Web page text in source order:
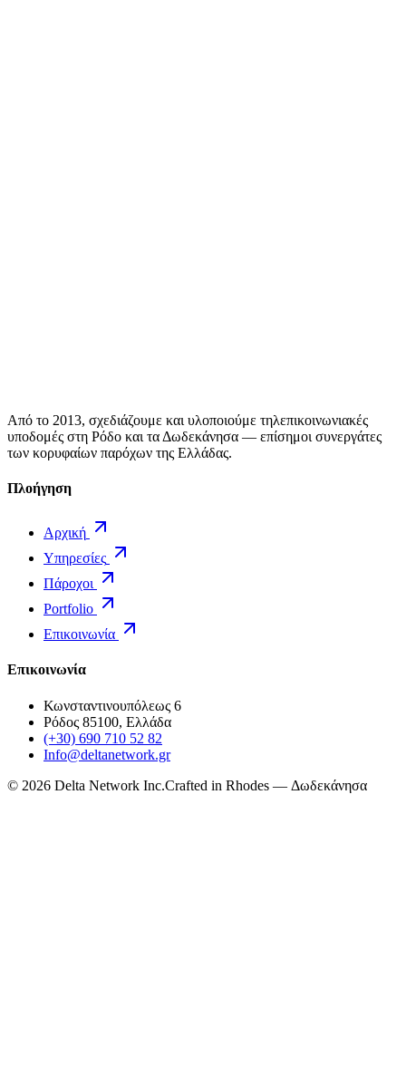
Από το 2013, σχεδιάζουμε και υλοποιούμε τηλεπικοινωνιακές
υποδομές στη Ρόδο και τα Δωδεκάνησα — επίσημοι συνεργάτες
των κορυφαίων παρόχων της Ελλάδας.
Πλοήγηση
Αρχική
Υπηρεσίες
Πάροχοι
Portfolio
Επικοινωνία
Επικοινωνία
Κωνσταντινουπόλεως 6
Ρόδος 85100, Ελλάδα
(+30) 690 710 52 82
Info@deltanetwork.gr
© 2026 Delta Network Inc.Crafted in Rhodes — Δωδεκάνησα